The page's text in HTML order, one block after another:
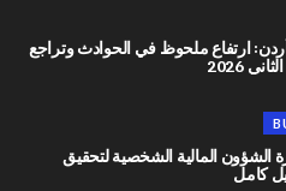
في الحوادث وتراجع
الشخصية لتحقيق